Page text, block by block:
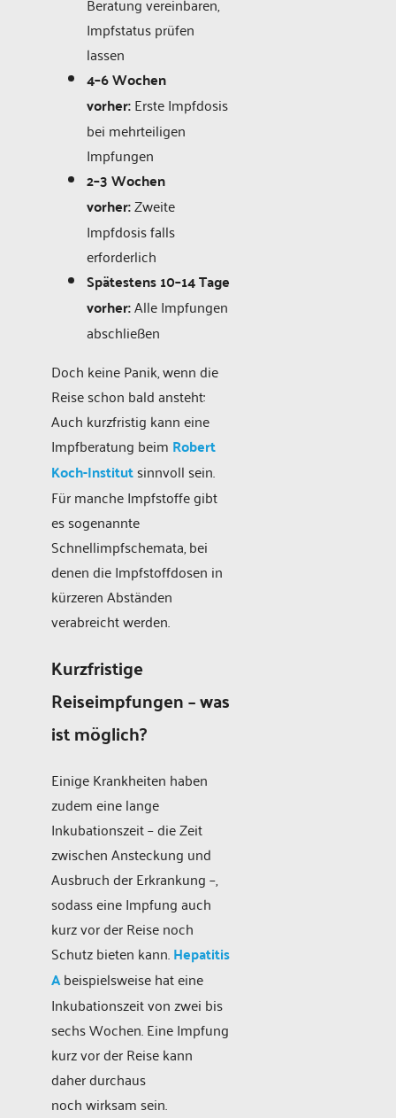
Impfstatus prüfen
lassen
4–6 Wochen
vorher:Erste Impfdosis
bei mehrteiligen
Impfungen
2–3 Wochen
vorher:Zweite
Impfdosis falls
erforderlich
Spätestens 10–14 Tage
vorher:Alle Impfungen
abschließen
Doch keine Panik, wenn die
Reise schon bald ansteht:
Auch kurzfristig kann eine
Impfberatung beim Robert
Koch-Institutsinnvoll sein.
Für manche Impfstoffe gibt
es sogenannte
Schnellimpfschemata, bei
denen die Impfstoffdosen in
kürzeren Abständen
verabreicht werden.
Kurzfristige
Reiseimpfungen – was
ist möglich?
Einige Krankheiten haben
zudem eine lange
Inkubationszeit – die Zeit
zwischen Ansteckung und
Ausbruch der Erkrankung –,
sodass eine Impfung auch
kurz vor der Reise noch
Schutz bieten kann.Hepatitis
Abeispielsweise hat eine
Inkubationszeit von zwei bis
sechs Wochen. Eine Impfung
kurz vor der Reise kann
daher durchaus
noch wirksam sein.